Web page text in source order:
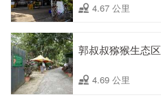
4.67 公里
郭叔叔猕猴生态区
4.69 公里